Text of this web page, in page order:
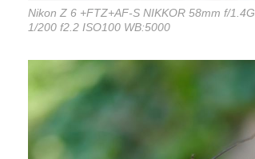
Nikon Z 6 +FTZ+AF-S NIKKOR 58mm f/1.4G
1/200 f2.2 ISO100 WB:5000